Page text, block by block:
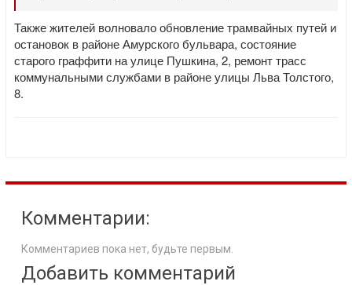
Также жителей волновало обновление трамвайных путей и
остановок в районе Амурского бульвара, состояние
старого граффити на улице Пушкина, 2, ремонт трасс
коммунальными службами в районе улицы Льва Толстого,
8.
Комментарии:
Комментариев пока нет, будьте первым.
Добавить комментарий